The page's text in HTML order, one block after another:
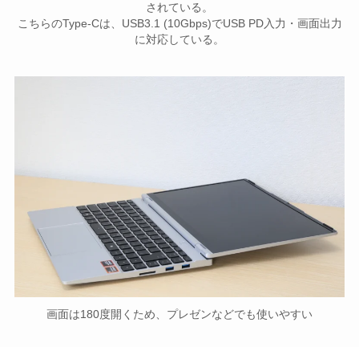
されている。
こちらのType-Cは、USB3.1 (10Gbps)でUSB PD入力・画面出力
に対応している。
画面は180度開くため、プレゼンなどでも使いやすい